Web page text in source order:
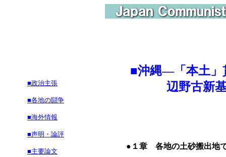
■政治主張
■各地の闘争
■海外情報
■声明・論評
■主要論文
■沖縄―「本土」
辺野古新基地
●１章 各地の土砂搬出地